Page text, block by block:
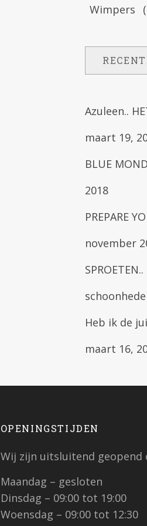
Wimpers
Azuleen..
maart 19,
BLUE
2018
PREPARE
november
Heb ik de
maart 16,
OPENINGSTIJDEN
Wij zijn uitsluitend geopend
Maandag – gesloten
Dinsdag – 09:00 tot 19:00
Woensdag – 09:00 tot 12:30